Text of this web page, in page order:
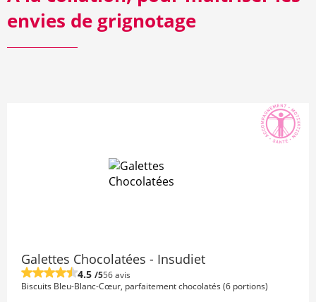
envies de grignotage
Galettes Chocolatées - Insudiet
4.5 /556 avis
Biscuits Bleu-Blanc-Cœur, parfaitement chocolatés (6 portions)